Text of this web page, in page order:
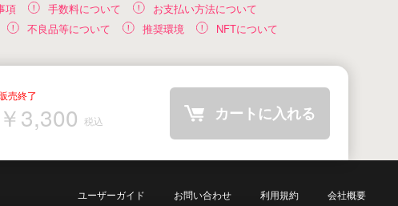
項 手数料について
お支払い方法について
不良品等について 推奨環境 NFTについて
￥3,300 税込 カートに入れる
ユーザーガイド お問い合わせ 利用規約 会社概要